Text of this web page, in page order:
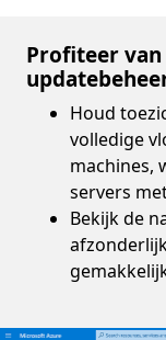
Profiteer
Houd
volledige
machines,
servers
Bekijk de